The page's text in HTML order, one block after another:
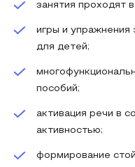
занятия проходят
игры и упражнения
для детей;
пособий;
активация речи в
активностью;
формирование